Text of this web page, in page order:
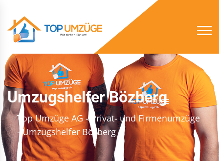
Umzugshelfer Bözberg
Top Umzüge AG - Privat- und Firmenumzüge
- Umzugshelfer Bözberg